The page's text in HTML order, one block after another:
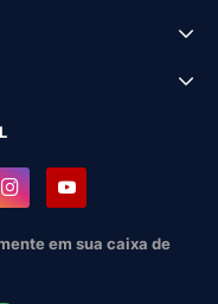
em sua caixa de